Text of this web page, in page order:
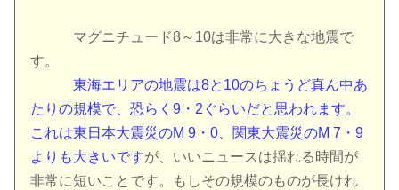
マグニチュード8～10は非常に大きな地震で
す。
東海エリアの地震は8と10のちょうど真ん中あ
たりの規模で、恐らく9・2ぐらいだと思われます。
これは東日本大震災のM 9・0、関東大震災のM 7・9
よりも大きいですが、いいニュースは揺れる時間が
非常に短いことです。もしその規模のものが長けれ